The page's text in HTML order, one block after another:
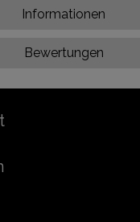
Informationen
Bewertungen